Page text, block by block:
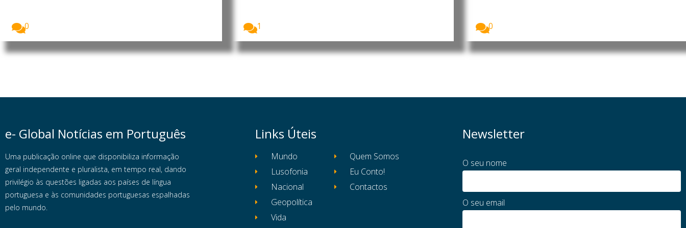
0
1
0
e- Global Notícias em Português
Uma publicação online que disponibiliza informação
geral independente e pluralista, em tempo real, dando
privilégio às questões ligadas aos países de língua
portuguesa e às comunidades portuguesas espalhadas
pelo mundo.
Links Úteis
Mundo
Lusofonia
Nacional
Geopolítica
Vida
Quem Somos
Eu Conto!
Contactos
Newsletter
O seu nome
O seu email